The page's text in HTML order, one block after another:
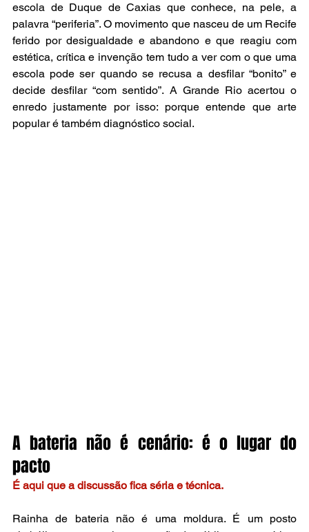
escola de Duque de Caxias que conhece, na pele, a
palavra “periferia”. O movimento que nasceu de um Recife
ferido por desigualdade e abandono e que reagiu com
estética, crítica e invenção tem tudo a ver com o que uma
escola pode ser quando se recusa a desfilar “bonito” e
decide desfilar “com sentido”. A Grande Rio acertou o
enredo justamente por isso: porque entende que arte
popular é também diagnóstico social.
A bateria não é cenário: é o lugar do
pacto
É aqui que a discussão fica séria e técnica.
Rainha de bateria não é uma moldura. É um posto